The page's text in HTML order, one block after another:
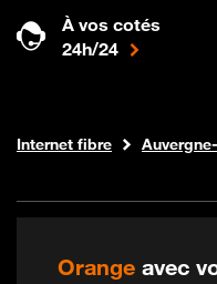
À vos cotés
24h/24
Boutique Orange
Internet fibre